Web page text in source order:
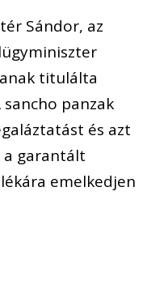
Sándor, az
titulálta
panzak
és azt
a garantált
emelkedjen